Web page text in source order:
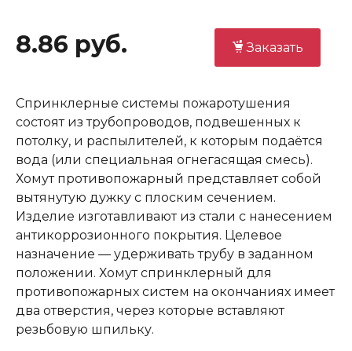
8.86 руб. Заказать
Спринклерные системы пожаротушения
состоят из трубопроводов, подвешенных к
потолку, и распылителей, к которым подаётся
вода (или специальная огнегасящая смесь).
Хомут противопожарный представляет собой
вытянутую дужку с плоским сечением.
Изделие изготавливают из стали с нанесением
антикоррозионного покрытия. Целевое
назначение — удерживать трубу в заданном
положении. Хомут спринклерный для
противопожарных систем на окончаниях имеет
два отверстия, через которые вставляют
резьбовую шпильку.